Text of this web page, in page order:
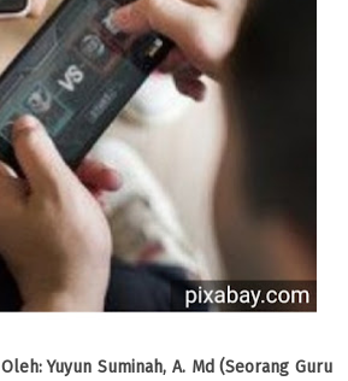
Oleh: Yuyun Suminah, A. Md (Seorang Guru